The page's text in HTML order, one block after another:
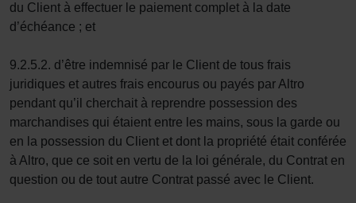
du Client à effectuer le paiement complet à la date
d’échéance ; et
9.2.5.2. d’être indemnisé par le Client de tous frais
juridiques et autres frais encourus ou payés par Altro
pendant qu’il cherchait à reprendre possession des
marchandises qui étaient entre les mains, sous la garde ou
en la possession du Client et dont la propriété était conférée
à Altro, que ce soit en vertu de la loi générale, du Contrat en
question ou de tout autre Contrat passé avec le Client.